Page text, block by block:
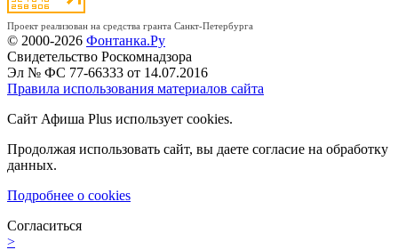
Проект реализован на средства гранта Санкт-Петербурга
© 2000-2026 Фонтанка.Ру
Свидетельство Роскомнадзора
Эл № ФС 77-66333 от 14.07.2016
Правила использования материалов сайта
Сайт Афиша Plus использует cookies.
Продолжая использовать сайт, вы даете согласие на обработку
данных.
Подробнее о cookies
Согласиться
>